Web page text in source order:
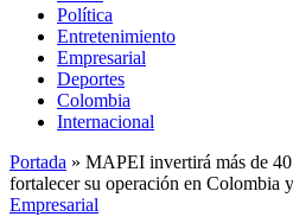
Política
Entretenimiento
Empresarial
Deportes
Colombia
Internacional
Portada » MAPEI invertirá más de
fortalecer su operación en Colombia
Empresarial